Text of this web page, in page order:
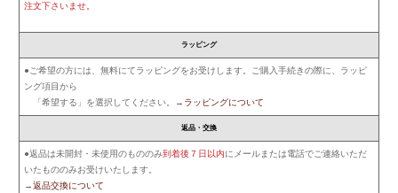
注文下さいませ。
ラッピング
●ご希望の方には、無料にてラッピングをお受けします。ご購入手続きの際に、ラッピ
ング項目から
「希望する」を選択してください。→ ラッピングについて
返品・交換
●返品は未開封・未使用のもののみ到着後７日以内にメールまたは電話でご連絡いただ
いたもののみお受けいたします。
→返品交換について